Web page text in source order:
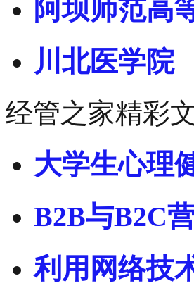
阿坝师范高
川北医学院
经管之家精彩
大学生心理
B2B与B2C
利用网络技